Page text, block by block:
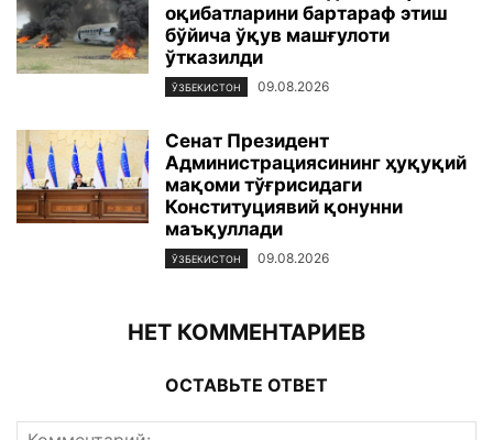
оқибатларини бартараф этиш
бўйича ўқув машғулоти
ўтказилди
ЎЗБЕКИСТОН 09.08.2026
Сенат Президент
Администрациясининг ҳуқуқий
мақоми тўғрисидаги
Конституциявий қонунни
маъқуллади
ЎЗБЕКИСТОН 09.08.2026
НЕТ КОММЕНТАРИЕВ
ОСТАВЬТЕ ОТВЕТ